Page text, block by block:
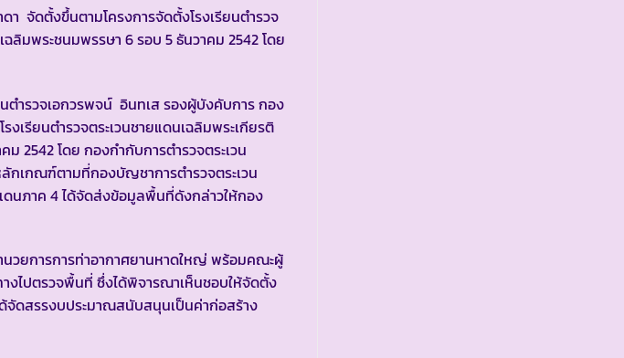
า จัดตั้งขึ้นตามโครงการจัดตั้งโรงเรียนตำรวจ
ลิมพระชนมพรรษา 6 รอบ 5 ธันวาคม 2542 โดย
รวจเอกวรพจน์ อินทเส รองผู้บังคับการ กอง
เรียนตำรวจตระเวนชายแดนเฉลิมพระเกียรติ
2542 โดย กองกำกับการตำรวจตระเวน
กเกณฑ์ตามที่กองบัญชาการตำรวจตระเวน
ดนภาค 4 ได้จัดส่งข้อมูลพื้นที่ดังกล่าวให้กอง
วยการการท่าอากาศยานหาดใหญ่ พร้อมคณะผู้
งไปตรวจพื้นที่ ซึ่งได้พิจารณาเห็นชอบให้จัดตั้ง
จัดสรรงบประมาณสนับสนุนเป็นค่าก่อสร้าง